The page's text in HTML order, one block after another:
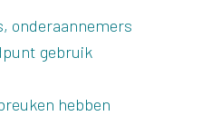
onderaannemers
gebruik
hebben